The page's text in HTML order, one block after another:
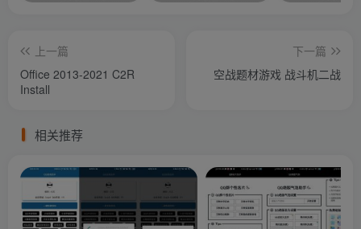
上一篇
Office 2013-2021 C2R
Install
下一篇
空战题材游戏 战斗机二战
相关推荐